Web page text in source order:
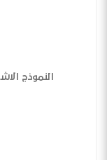
النموذج